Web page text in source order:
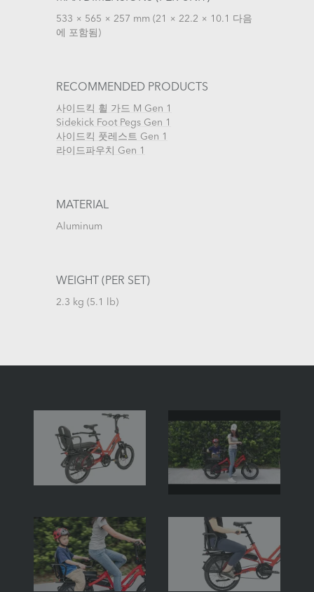
533 × 565 × 257 mm (21 × 22.2 × 10.1 다음
에 포함됨)
RECOMMENDED PRODUCTS
사이드킥 휠 가드 M Gen 1
Sidekick Foot Pegs Gen 1
사이드킥 풋레스트 Gen 1
라이드파우치 Gen 1
MATERIAL
Aluminum
WEIGHT (PER SET)
2.3 kg (5.1 lb)